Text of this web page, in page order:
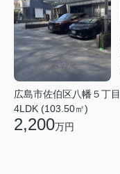
広島市佐伯区八幡５丁目
4LDK (103.50㎡)
2,200万円